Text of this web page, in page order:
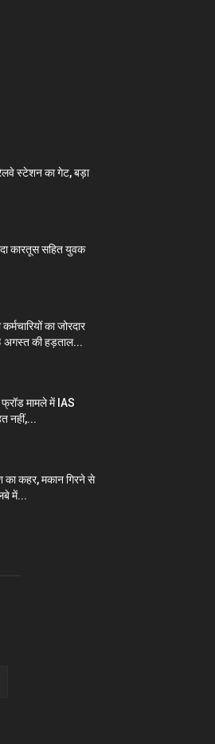
स्टेशन का गेट, बड़ा
कारतूस सहित युवक
का जोरदार
अगस्त की हड़ताल...
मामले में IAS
नहीं,...
का कहर, मकान गिरने से
में...